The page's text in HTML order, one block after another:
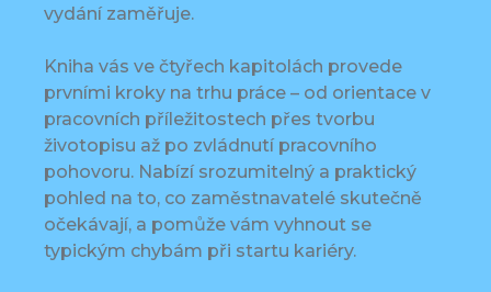
vydání zaměřuje.
Kniha vás ve čtyřech kapitolách provede
prvními kroky na trhu práce – od orientace v
pracovních příležitostech přes tvorbu
životopisu až po zvládnutí pracovního
pohovoru. Nabízí srozumitelný a praktický
pohled na to, co zaměstnavatelé skutečně
očekávají, a pomůže vám vyhnout se
typickým chybám při startu kariéry.